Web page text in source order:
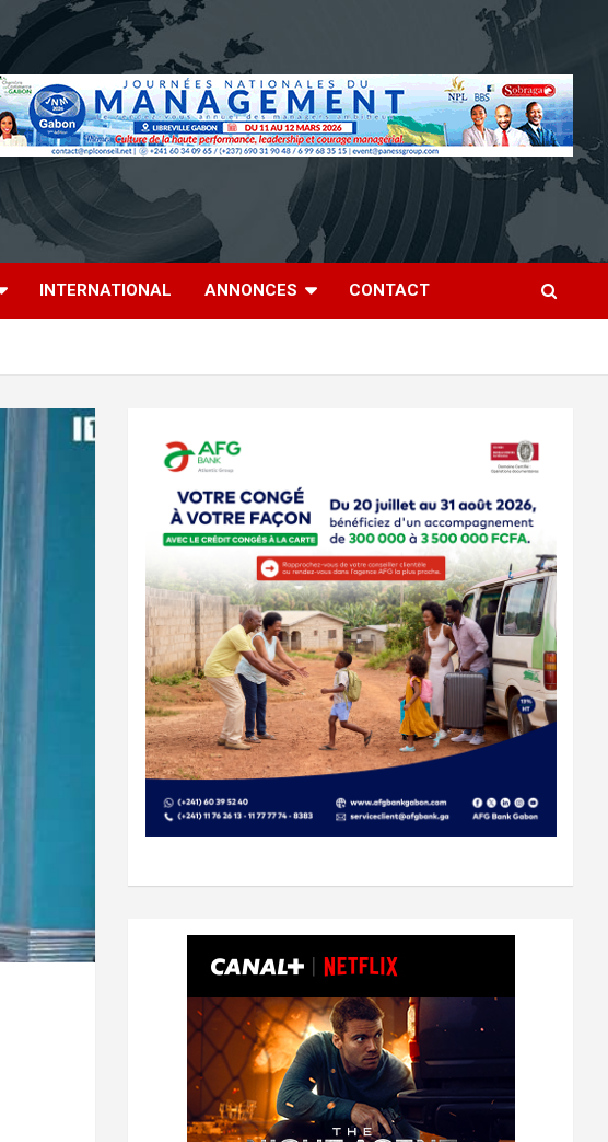
INTERNATIONAL ANNONCES CONTACT